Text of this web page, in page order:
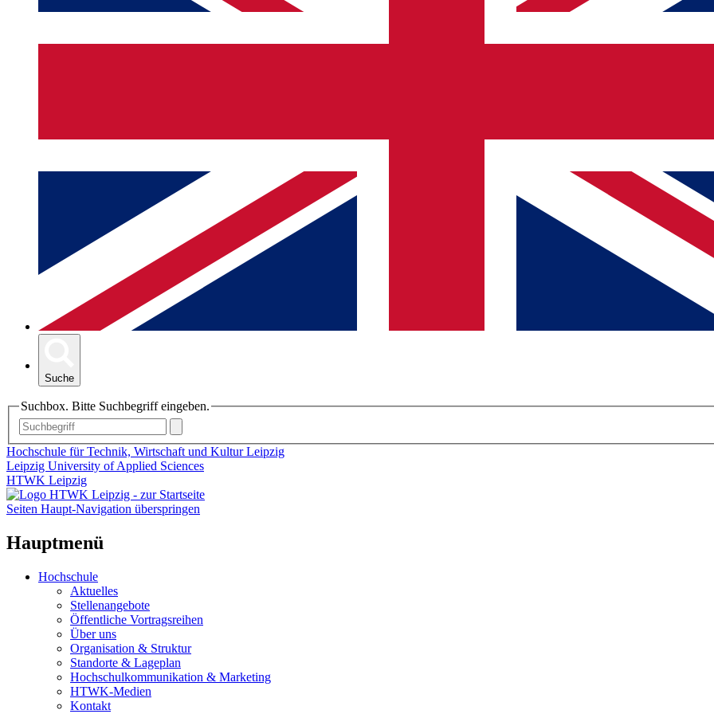
Suche
Suchbox. Bitte Suchbegriff eingeben.
Hochschule für Technik, Wirtschaft und Kultur Leipzig
Leipzig University of Applied Sciences
HTWK Leipzig
Seiten Haupt-Navigation überspringen
Hauptmenü
Hochschule
Aktuelles
Stellenangebote
Öffentliche Vortragsreihen
Über uns
Organisation & Struktur
Standorte & Lageplan
Hochschulkommunikation & Marketing
HTWK-Medien
Kontakt